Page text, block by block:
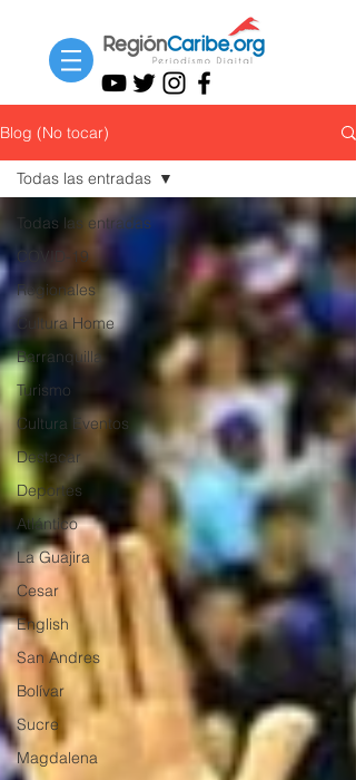
Blog (No tocar)
Todas las entradas
COVID-19
Regionales
Cultura Home
Barranquilla
Turismo
Cultura Eventos
Destacar
Deportes
Atlántico
La Guajira
Cesar
English
San Andres
Bolívar
Sucre
Magdalena
Todas las entradas